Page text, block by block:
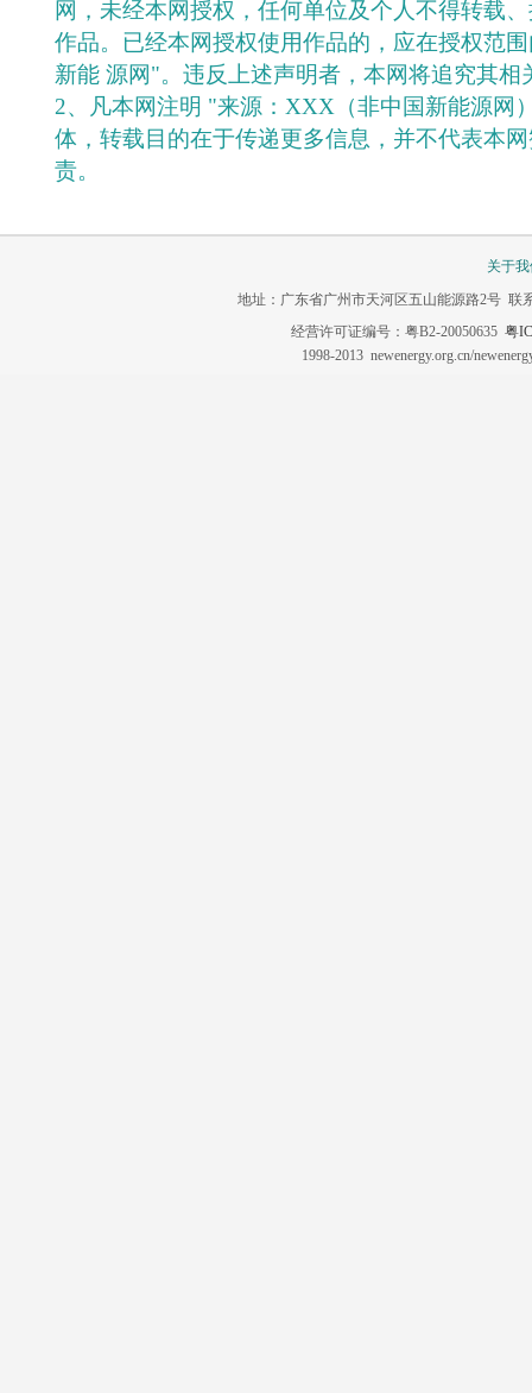
网，未经本网授权，任何单位及个人不得转载
作品。已经本网授权使用作品的，应在授权范
新能 源网"。违反上述声明者，本网将追究其相
2、凡本网注明 "来源：XXX（非中国新能源网
体，转载目的在于传递更多信息，并不代表本
责。
关于
地址：广东省广州市天河区五山能源路2号 联
经营许可证编号：粤B2-20050635 粤
1998-2013 newenergy.org.cn/